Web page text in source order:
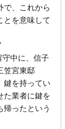
で、これから
とを意味して
中に、信子
笠宮東邸
鍵を持ってい
た業者に鍵を
帰ったという